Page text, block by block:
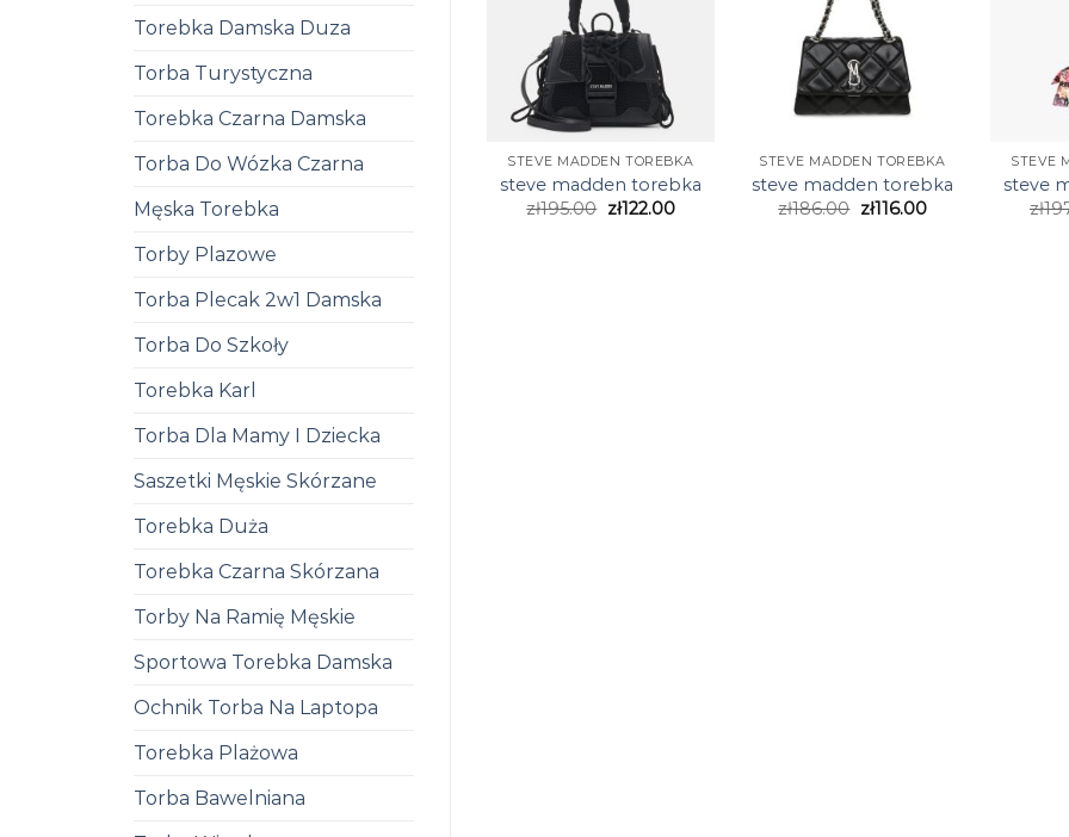
Torebka Damska Duza
Torba Turystyczna
Torebka Czarna Damska
Torba Do Wózka Czarna
Męska Torebka
Torby Plazowe
Torba Plecak 2w1 Damska
Torba Do Szkoły
Torebka Karl
Torba Dla Mamy I Dziecka
Saszetki Męskie Skórzane
Torebka Duża
Torebka Czarna Skórzana
Torby Na Ramię Męskie
Sportowa Torebka Damska
Ochnik Torba Na Laptopa
Torebka Plażowa
Torba Bawelniana
STEVE MADDEN TOREBKA
steve madden torebka
zł195.00 zł122.00
STEVE MADDEN TOREBKA
steve madden torebka
zł186.00 zł116.00
STEVE
steve
zł